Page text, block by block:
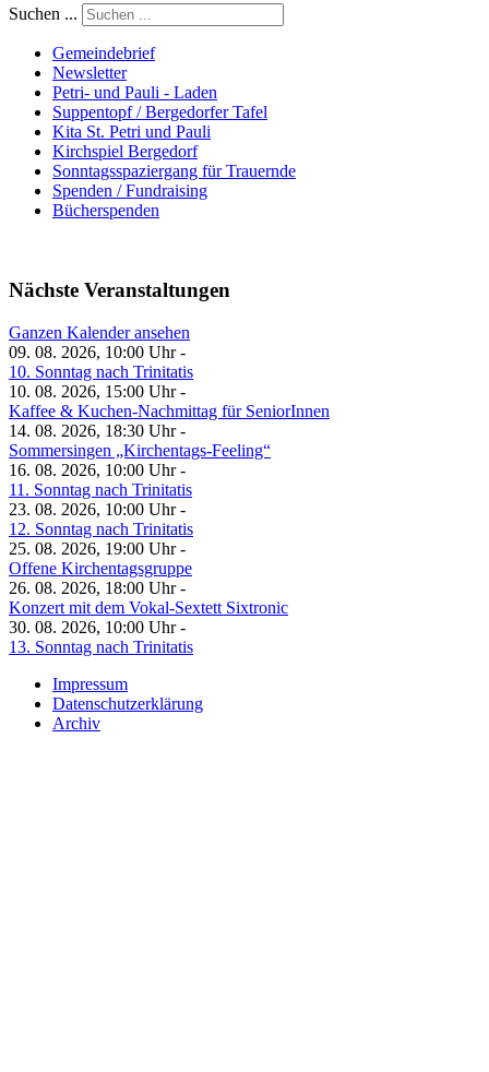
Suchen ...
Gemeindebrief
Newsletter
Petri- und Pauli - Laden
Suppentopf / Bergedorfer Tafel
Kita St. Petri und Pauli
Kirchspiel Bergedorf
Sonntagsspaziergang für Trauernde
Spenden / Fundraising
Bücherspenden
Nächste Veranstaltungen
Ganzen Kalender ansehen
09. 08. 2026, 10:00 Uhr -
10. Sonntag nach Trinitatis
10. 08. 2026, 15:00 Uhr -
Kaffee & Kuchen-Nachmittag für SeniorInnen
14. 08. 2026, 18:30 Uhr -
Sommersingen „Kirchentags-Feeling“
16. 08. 2026, 10:00 Uhr -
11. Sonntag nach Trinitatis
23. 08. 2026, 10:00 Uhr -
12. Sonntag nach Trinitatis
25. 08. 2026, 19:00 Uhr -
Offene Kirchentagsgruppe
26. 08. 2026, 18:00 Uhr -
Konzert mit dem Vokal-Sextett Sixtronic
30. 08. 2026, 10:00 Uhr -
13. Sonntag nach Trinitatis
Impressum
Datenschutzerklärung
Archiv